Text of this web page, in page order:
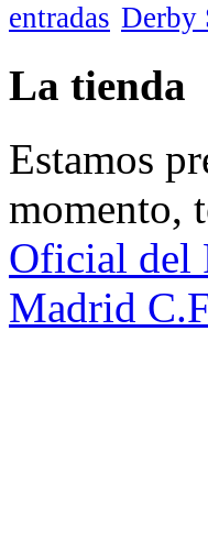
entradas Derby
La tienda
Estamos
momento,
Oficial del
Madrid